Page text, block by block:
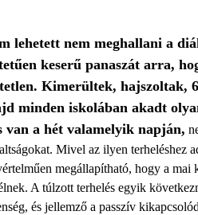
lehetett nem meghallani a
keserű panaszát arra,
Kimerültek, hajszoltak,
minden iskolában akadt
a hét valamelyik napján,
Mivel az ilyen terheléshez
megállapítható, hogy a mai
A túlzott terhelés egyik
és jellemző a passzív